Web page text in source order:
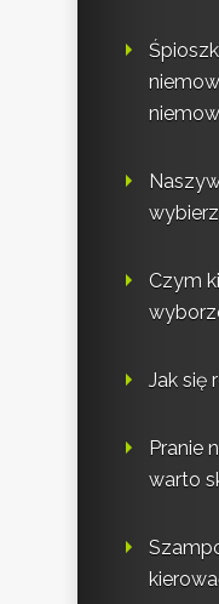
Czym
Jak się
Pranie
warto